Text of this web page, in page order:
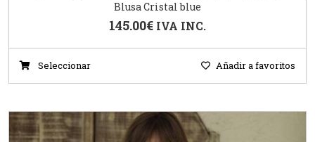
Blusa Cristal blue
145.00€ IVA INC.
Seleccionar Añadir a favoritos